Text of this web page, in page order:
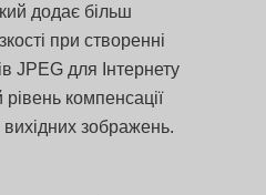
додає більш
при створенні
JPEG для Інтернету
компенсації
вихідних зображень.